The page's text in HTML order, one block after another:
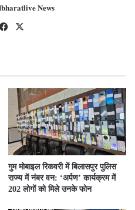
𝐍𝐞𝐰𝐬
We
Fac
गुम मोबाइल रिकवरी में बिलासपुर पुलिस
राज्य में नंबर वन: ‘अर्पण’ कार्यक्रम में
202 लोगों को मिले उनके फोन